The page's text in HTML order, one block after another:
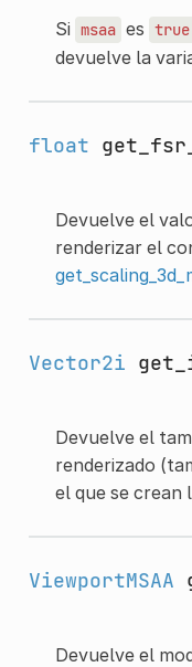
Si msaa es true
devuelve la
float
Devuelve el
renderizar el
Vector2i
Devuelve el
renderizado
el que se
ViewportMSAA
Devuelve el